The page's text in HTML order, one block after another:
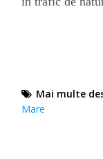
Mai multe
Mare